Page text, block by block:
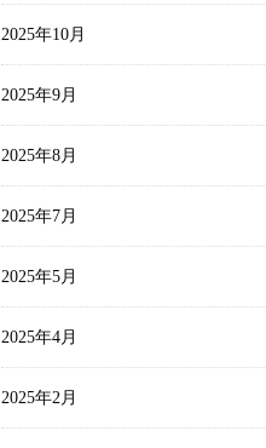
2025年10月
2025年9月
2025年8月
2025年7月
2025年5月
2025年4月
2025年2月